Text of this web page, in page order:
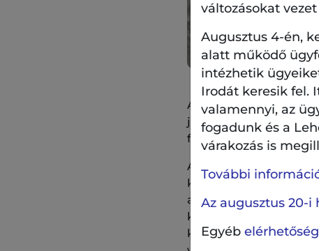
A társadalmi
játszótér és a magas
fejlesztést. Ezzel
Az Önök észrevételeit
kertjellegű kialakításra
a módosított
kevesebb lett. A
ki, ezen a részen
változásokat vezet
Augusztus 4-én,
alatt működő
intézhetik
Irodát keresik fel.
valamennyi, az
fogadunk és a
várakozás is
További
Az augusztus 20-
Egyéb